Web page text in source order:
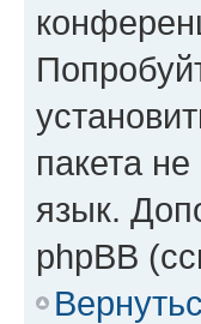
пакета
язык.
phpBB